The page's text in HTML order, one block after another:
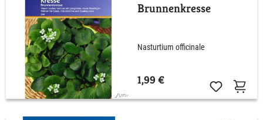
Brunnenkresse
Nasturtium officinale
1,99 €